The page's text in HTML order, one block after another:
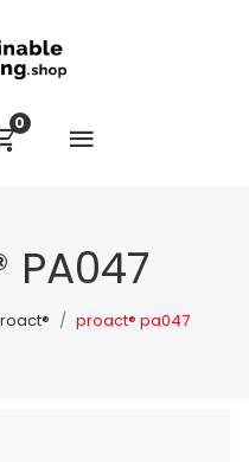
0
PA047
proact® pa047